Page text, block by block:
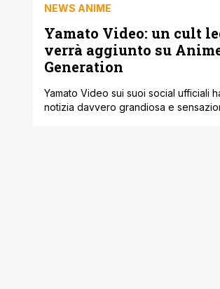
NEWS ANIME
Yamato Video: un cult
verrà aggiunto su
Generation
Yamato Video sui suoi social ufficiali
notizia davvero grandiosa e
dedicato all'animazione giapponese